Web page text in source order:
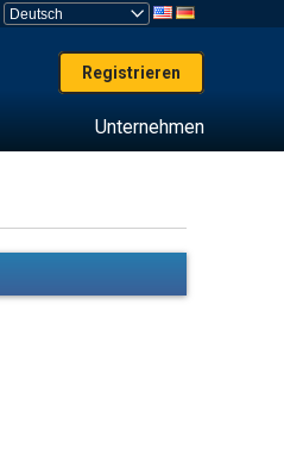
Registrieren
Unternehmen